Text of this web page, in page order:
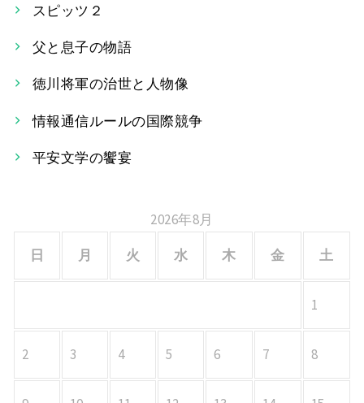
ビ
ゲ
ー
シ
ョ
スピッツ２
父と息子の物語
徳川将軍の治世と人物像
情報通信ルールの国際競争
平安文学の饗宴
2026年8月
日
月 火 水 木 金 土
1
2 3 4 5 6 7 8